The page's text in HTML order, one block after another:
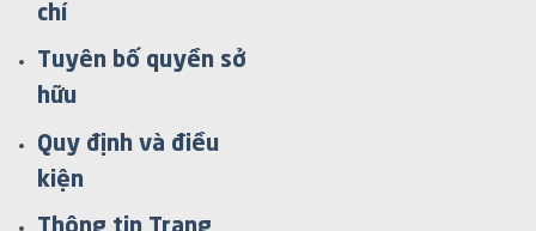
chí
Tuyên bố quyền sở
hữu
Quy định và điều
kiện